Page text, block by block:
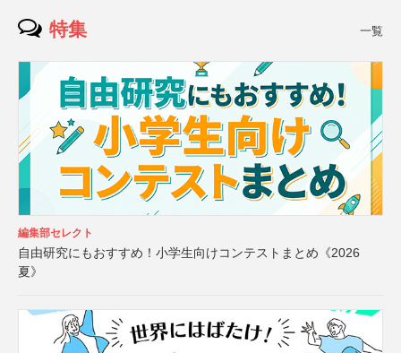
特集 一覧
編集部セレクト
自由研究にもおすすめ！小学生向けコンテストまとめ《2026
夏》